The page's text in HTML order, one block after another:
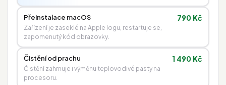
Přeinstalace macOS
Zařízení je zaseklé na Apple logu, restartuje se,
zapomenutý kód obrazovky.
790 Kč
Čistění od prachu
Čistění zahrnuje i výměnu teplovodivé pasty na
procesoru.
1 490 Kč